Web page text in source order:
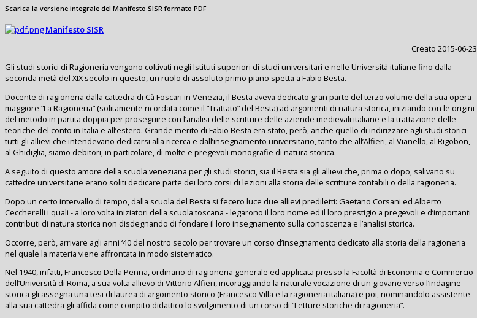
Scarica la versione integrale del Manifesto SISR formato PDF
Manifesto SISR
Creato 2015-06-23
Gli studi storici di Ragioneria vengono coltivati negli Istituti superiori di studi universitari e nelle Università italiane fino dalla
seconda metà del XIX secolo in questo, un ruolo di assoluto primo piano spetta a Fabio Besta.
Docente di ragioneria dalla cattedra di Cà Foscari in Venezia, il Besta aveva dedicato gran parte del terzo volume della sua opera
maggiore “La Ragioneria” (solitamente ricordata come il “Trattato” del Besta) ad argomenti di natura storica, iniziando con le origini
del metodo in partita doppia per proseguire con l’analisi delle scritture delle aziende medievali italiane e la trattazione delle
teoriche del conto in Italia e all’estero. Grande merito di Fabio Besta era stato, però, anche quello di indirizzare agli studi storici
tutti gli allievi che intendevano dedicarsi alla ricerca e dall’insegnamento universitario, tanto che all’Alfieri, al Vianello, al Rigobon,
al Ghidiglia, siamo debitori, in particolare, di molte e pregevoli monografie di natura storica.
A seguito di questo amore della scuola veneziana per gli studi storici, sia il Besta sia gli allievi che, prima o dopo, salivano su
cattedre universitarie erano soliti dedicare parte dei loro corsi di lezioni alla storia delle scritture contabili o della ragioneria.
Dopo un certo intervallo di tempo, dalla scuola del Besta si fecero luce due allievi prediletti: Gaetano Corsani ed Alberto
Ceccherelli i quali - a loro volta iniziatori della scuola toscana - legarono il loro nome ed il loro prestigio a pregevoli e d’importanti
contributi di natura storica non disdegnando di fondare il loro insegnamento sulla conoscenza e l’analisi storica.
Occorre, però, arrivare agli anni ‘40 del nostro secolo per trovare un corso d’insegnamento dedicato alla storia della ragioneria
nel quale la materia viene affrontata in modo sistematico.
Nel 1940, infatti, Francesco Della Penna, ordinario di ragioneria generale ed applicata presso la Facoltà di Economia e Commercio
dell’Università di Roma, a sua volta allievo di Vittorio Alfieri, incoraggiando la naturale vocazione di un giovane verso l’indagine
storica gli assegna una tesi di laurea di argomento storico (Francesco Villa e la ragioneria italiana) e poi, nominandolo assistente
alla sua cattedra gli affida come compito didattico lo svolgimento di un corso di “Letture storiche di ragioneria”.